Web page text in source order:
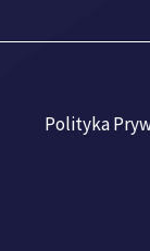
Polityka